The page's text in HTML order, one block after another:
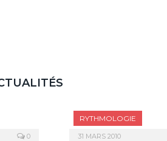
0
RYTHMOLOGIE
31 MARS 2010